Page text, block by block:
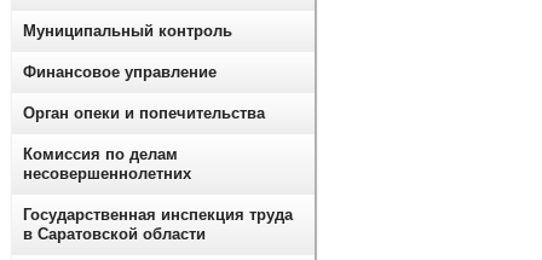
Муниципальный контроль
Финансовое управление
Орган опеки и попечительства
Комиссия по делам
несовершеннолетних
Государственная инспекция труда
в Саратовской области